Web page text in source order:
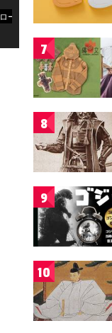
7
8
9
10